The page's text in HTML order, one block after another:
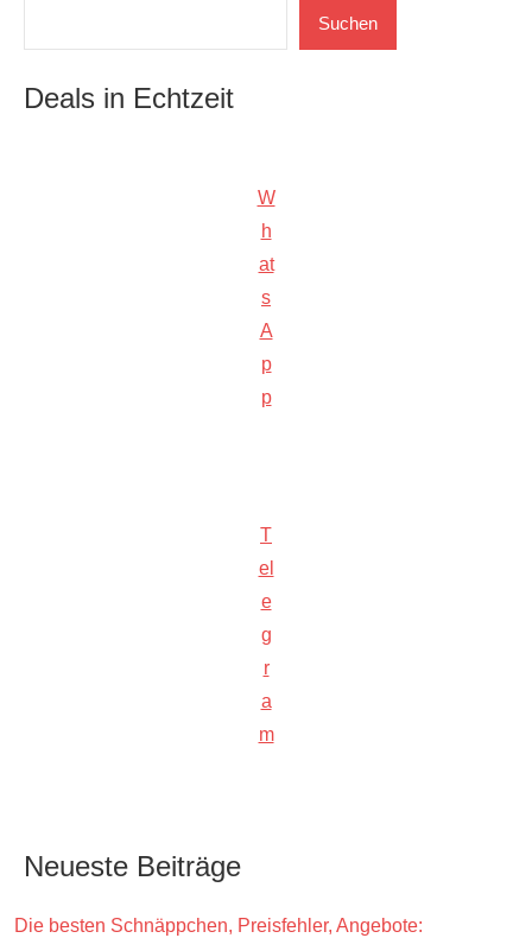
Suchen
Deals in Echtzeit
W
h
at
s
A
p
p
T
el
e
g
r
a
m
Neueste Beiträge
Die besten Schnäppchen, Preisfehler, Angebote: